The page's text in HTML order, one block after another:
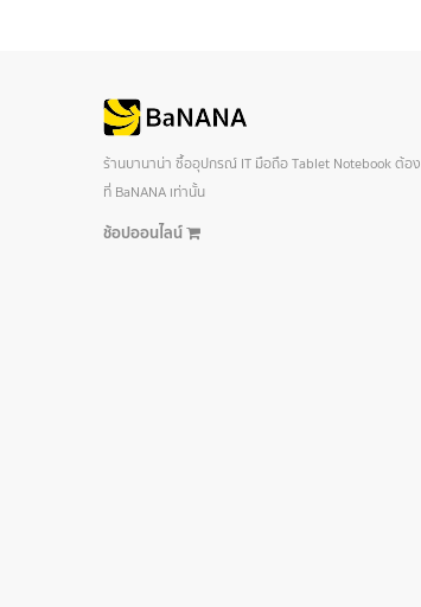
ร้านบานาน่า ซื้ออุปกรณ์ IT มือถือ Tablet Notebook ต้อง
ที่ BaNANA เท่านั้น
ช้อปออนไลน์